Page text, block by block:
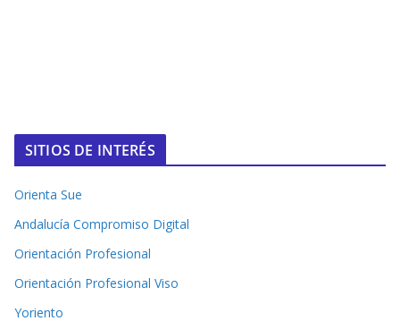
SITIOS DE INTERÉS
Orienta Sue
Andalucía Compromiso Digital
Orientación Profesional
Orientación Profesional Viso
Yoriento